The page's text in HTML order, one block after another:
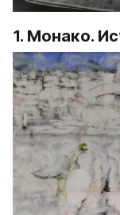
1. Монако.